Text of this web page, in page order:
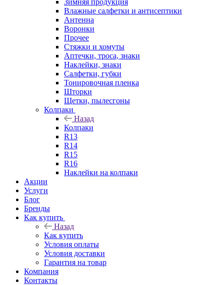
Зимняя продукция
Влажные салфетки и антисептики
Антенна
Воронки
Прочее
Стяжки и хомуты
Аптечки, троса, знаки
Наклейки, знаки
Салфетки, губки
Тонировочная пленка
Шторки
Щетки, пылесгоны
Колпаки
Назад
Колпаки
R13
R14
R15
R16
Наклейки на колпаки
Акции
Услуги
Блог
Бренды
Как купить
Назад
Как купить
Условия оплаты
Условия доставки
Гарантия на товар
Компания
Контакты